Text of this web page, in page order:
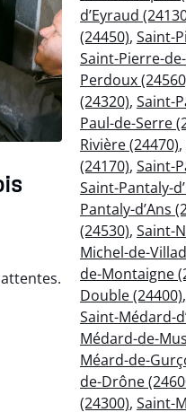
d’Eyraud
(24450), Saint-
Saint-Pierre-
Perdoux
(24320), Saint-
Paul-de-Serre
Rivière (24470),
(24170), Saint-
Saint-Pantaly-
Pantaly-d’Ans
(24530), Saint-
Michel-de-
de-Montaigne
Double (24400),
Saint-Médard-
Médard-de-
Méard-de-
de-Drône
(24300), Saint-